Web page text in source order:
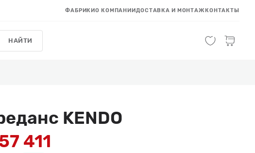
ФАБРИКИО КОМПАНИИДОСТАВКА И МОНТАЖКОНТАКТЫ
НАЙТИ
KENDO
411